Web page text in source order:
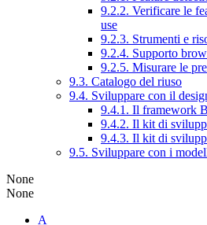
9.2.2. Verificare le
use
9.2.3. Strumenti e
9.2.4. Supporto
9.2.5. Misurare le
9.3. Catalogo del riuso
9.4. Sviluppare con il
9.4.1. Il framework
9.4.2. Il kit di
9.4.3. Il kit di
9.5. Sviluppare con i
None
None
A